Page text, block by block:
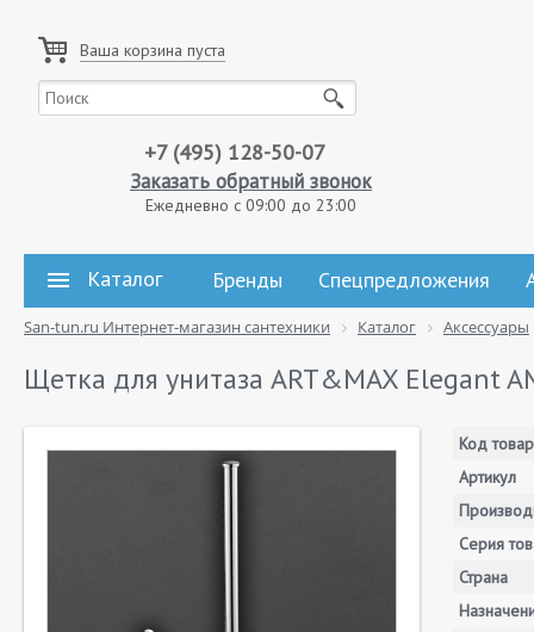
Ваша корзина пуста
+7 (495) 128-50-07
Заказать обратный звонок
Ежедневно с 09:00 до 23:00
Каталог Бренды Спецпредложения
San-tun.ru Интернет-магазин сантехники Каталог Аксессуары
Щетка для унитаза ART&MAX Elegant
Код
Артикул
Серия
Страна